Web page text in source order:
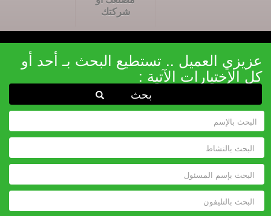
شركتك
عزيزي العميل .. تستطيع البحث بـ أحد أو
كل الإختيارات الآتية :